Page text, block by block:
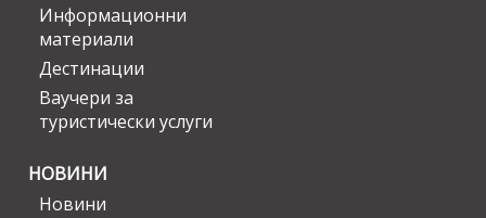
Информационни
материали
Дестинации
Ваучери за
туристически услуги
НОВИНИ
Новини